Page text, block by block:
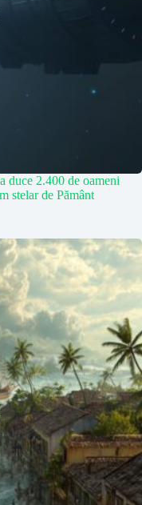
duce 2.400 de oameni
stelar de Pământ